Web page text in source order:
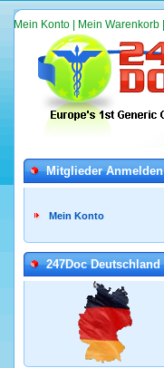
Mein Konto Mein Warenkorb
Mitglieder Anmelden
Mein Konto
247Doc Deutschland